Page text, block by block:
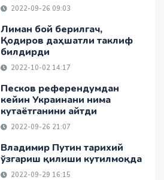
2022-09-26 09:03
Лиман бой берилгач,
Қодиров даҳшатли таклиф
билдирди
2022-10-02 14:17
Песков референдумдан
кейин Украинани нима
кутаётганини айтди
2022-09-26 21:07
Владимир Путин тарихий
ўзгариш қилиши кутилмоқда
2022-09-29 16:15